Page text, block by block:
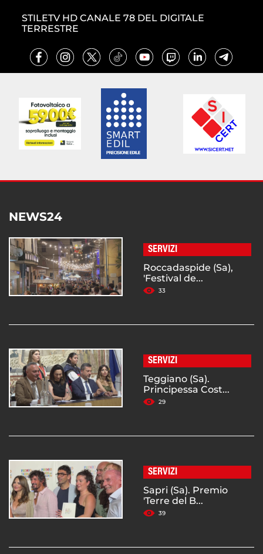
STILETV HD CANALE 78 DEL DIGITALE
TERRESTRE
NEWS24
SERVIZI
Roccadaspide (Sa),
'Festival de...
33
SERVIZI
Teggiano (Sa).
Principessa Cost...
29
SERVIZI
Sapri (Sa). Premio
'Terre del B...
39